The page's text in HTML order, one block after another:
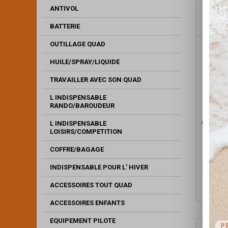
ANTIVOL
BATTERIE
OUTILLAGE QUAD
HUILE/SPRAY/LIQUIDE
TRAVAILLER AVEC SON QUAD
L INDISPENSABLE
RANDO/BAROUDEUR
L INDISPENSABLE
LOISIRS/COMPETITION
COFFRE/BAGAGE
INDISPENSABLE POUR L' HIVER
ACCESSOIRES TOUT QUAD
ACCESSOIRES ENFANTS
EQUIPEMENT PILOTE
PAIRE